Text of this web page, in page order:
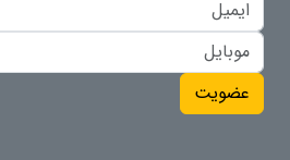
عضویت